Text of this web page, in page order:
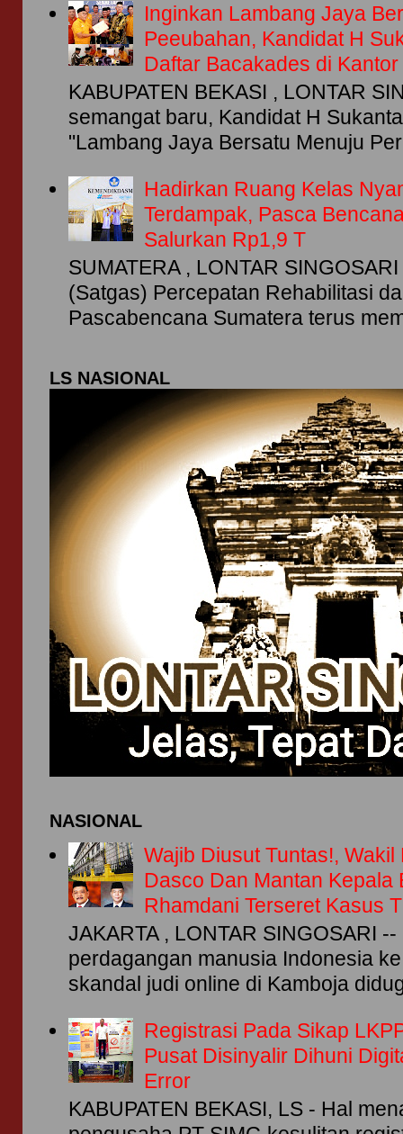
Inginkan Lambang Jaya
Peeubahan, Kandidat H
Daftar Bacakades di
KABUPATEN BEKASI , LONTAR
semangat baru, Kandidat H
"Lambang Jaya Bersatu Menuju
Hadirkan Ruang Kelas
Terdampak, Pasca
Salurkan Rp1,9 T
SUMATERA , LONTAR
(Satgas) Percepatan Rehabilitasi
Pascabencana Sumatera terus
LS NASIONAL
NASIONAL
Wajib Diusut Tuntas!,
Dasco Dan Mantan Kepala
Rhamdani Terseret Kasus
JAKARTA , LONTAR SINGOSARI
perdagangan manusia Indonesia
skandal judi online di Kamboja
Registrasi Pada Sikap
Pusat Disinyalir Dihuni
Error
KABUPATEN BEKASI, LS - Hal